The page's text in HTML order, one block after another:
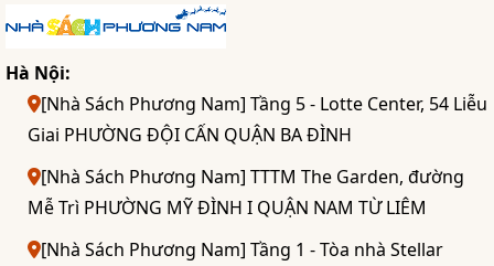
Hà Nội:
[Nhà Sách Phương Nam] Tầng 5 - Lotte Center, 54 Liễu
Giai PHƯỜNG ĐỘI CẤN QUẬN BA ĐÌNH
[Nhà Sách Phương Nam] TTTM The Garden, đường
Mễ Trì PHƯỜNG MỸ ĐÌNH I QUẬN NAM TỪ LIÊM
[Nhà Sách Phương Nam] Tầng 1 - Tòa nhà Stellar